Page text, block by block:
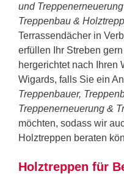
und
Treppenbau &
Terrassendächer in
erfüllen Ihr Streben
hergerichtet nach Ihren
Wigards, falls Sie ein
Treppenbauer,
Treppenerneuerung &
möchten, sodass wir
Holztreppen beraten
Holztreppen für